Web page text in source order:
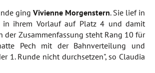
ging Vivienne Morgenstern. Sie lief in
in ihrem Vorlauf auf Platz 4 und damit
der Zusammenfassung steht Rang 10 für
Pech mit der Bahnverteilung und
1. Runde nicht durchsetzen", so Claudia